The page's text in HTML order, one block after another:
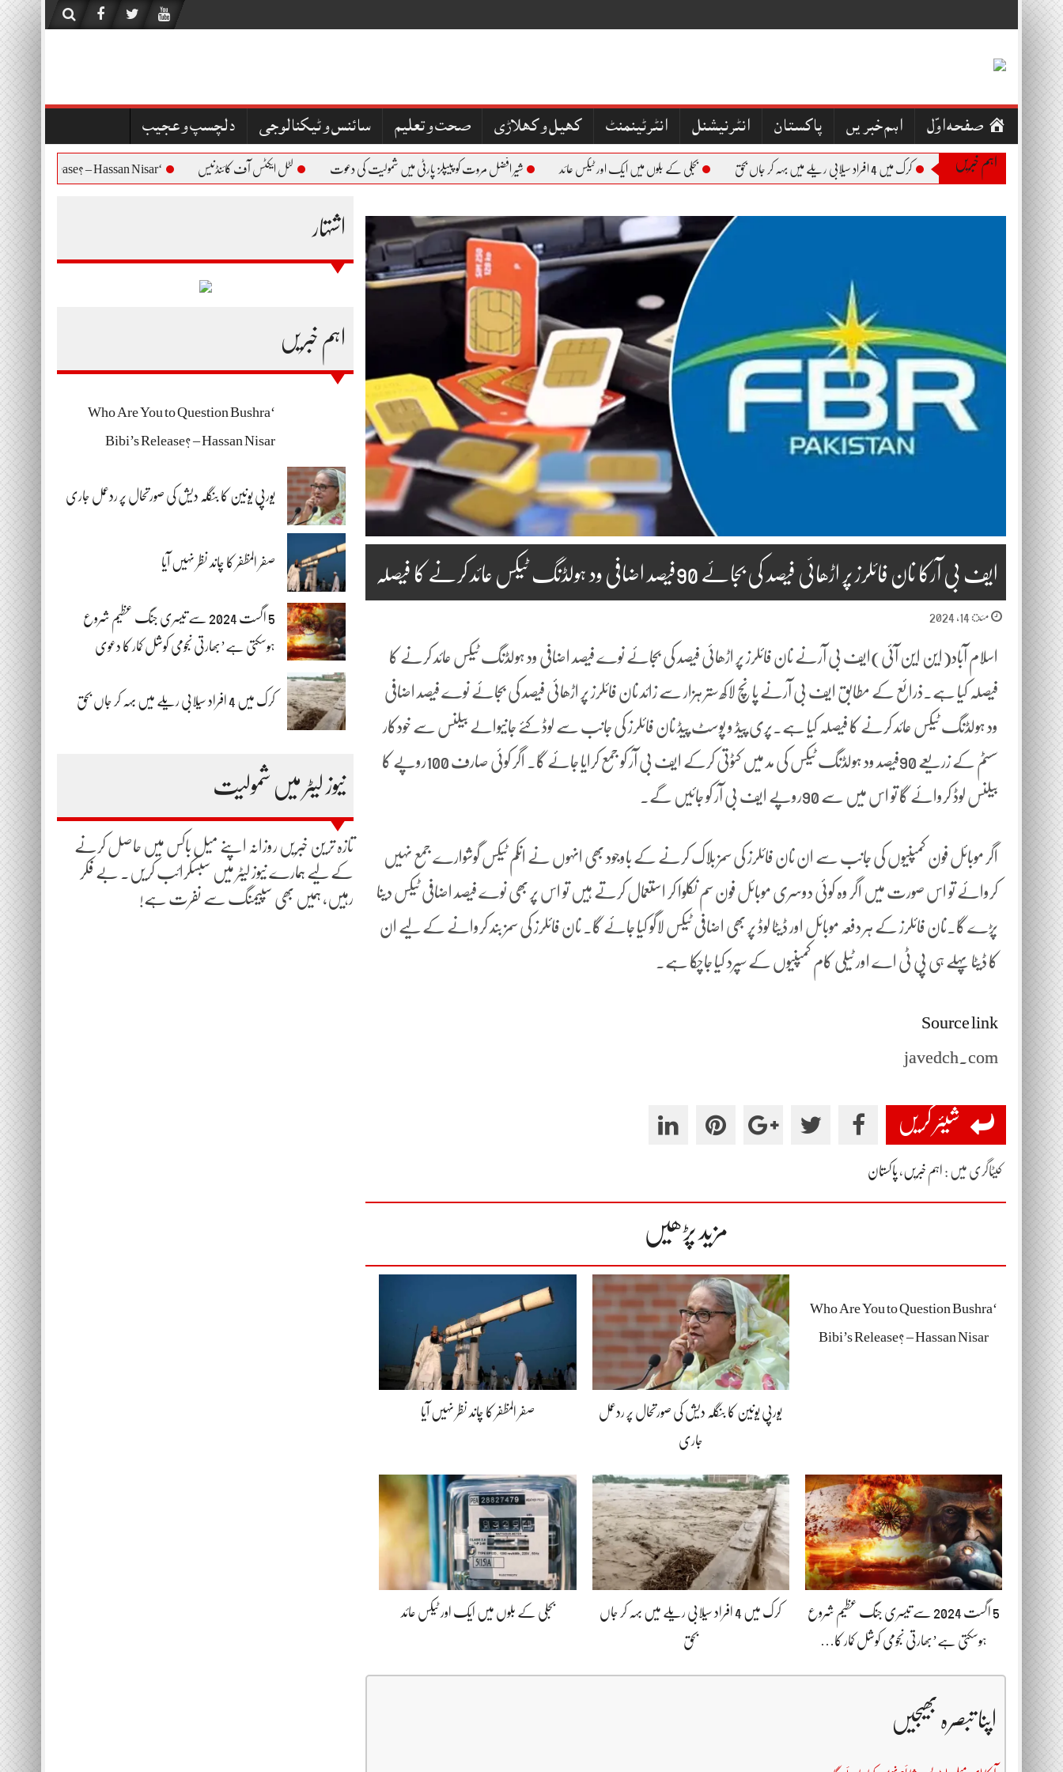
content
صفحہ اوّل اہم خبریں پاکستان انٹرنیشنل کھیل و کھلاڑی صحت و تعلیم سائنس و ٹیکنالوجی دلچسپ و عجیب
اہم خبریں کرک میں 4 افراد سیلابی ریلے میں بہہ کر جاں بحق بجلی کے بلوں میں ایک اور ٹیکس عائد شیر افضل مروت کو پیپلز پارٹی میں شمولیت کی دعوت لٹل ایکٹس آف کائنڈنیس
اشتہار
اہم خبریں
‘Who Are You to Question Bushra
Bibi’s Release? – Hassan Nisar
یورپی یونین کا بنگلہ دیش کی صورتحال پر ردعمل جاری
صفر المظفر کا چاند نظر نہیں آیا
5 اگست 2024 سے تیسری جنگ عظیم شروع
ہوسکتی ہے’بھارتی نجومی کوشل کمار کا دعوی
کرک میں 4 افراد سیلابی ریلے میں بہہ کر جاں بحق
نیوز لیٹر میں شمولیت
تازہ ترین خبریں روزانہ اپنے میل باکس میں حاصل کرنے
کے لیے ہمارے نیوز لیٹر میں سبسکرائب کریں۔ بے فکر
رہیں، ہمیں بھی سپیمنگ سے نفرت ہے!
ایف بی آرکا نان فائلرز پر اڑھائی فیصد کی بجائے 90فیصد اضافی ود ہولڈنگ ٹیکس عائد کرنے کا فیصلہ
مئ 14, 2024
اسلام آباد(این این آئی)ایف بی آرنے نان فائلرز پر اڑھائی فیصد کی بجائے نوے فیصد اضافی ود ہولڈنگ ٹیکس عائد کرنے کا
فیصلہ کیا ہے۔ذرائع کے مطابق ایف بی آرنے پانچ لاکھ ستر ہزار سے زائد نان فائلرز پر اڑھائی فیصد کی بجائے نوے فیصد اضافی
ود ہولڈنگ ٹیکس عائد کرنے کا فیصلہ کیا ہے۔پری پیڈ و پوسٹ پیڈ نان فائلرز کی جانب سے لوڈ کئے جانیوالے بیلنس سے خودکار
سسٹم کے زریعے 90فیصد ود ہولڈنگ ٹیکس کی مد میں کٹوتی کرکے ایف بی آر کو جمع کرایا جائے گا۔ اگر کوئی صارف 100روپے کا
بیلنس لوڈ کروائے گا تو اس میں سے 90روپے ایف بی آر کو جائیں گے۔
اگر موبائل فون کمپنیوں کی جانب سے ان نان فائلرز کی سمز بلاک کرنے کے باوجود بھی انہوں نے انکم ٹیکس گوشوارے جمع نہیں
کروائے تو اس صورت میں اگر وہ کوئی دوسری موبائل فون سم نکلوا کر استعمال کرتے ہیں تو اس پر بھی نوے فیصد اضافی ٹیکس دینا
پڑے گا۔نان فائلرز کے ہر دفعہ موبائل اور ڈیٹا لوڈ پر بھی اضافی ٹیکس لاگو کیا جائے گا۔ نان فائلرز کی سمز بند کروانے کے لیے ان
کا ڈیٹا پہلے ہی پی ٹی اے اور ٹیلی کام کمپنیوں کے سپرد کیا جاچکا ہے۔
Source link
javedch.com
شیئر کریں
کیٹاگری میں : اہم خبریں ، پاکستان
مزید پڑھیں
‘Who Are You to Question Bushra
Bibi’s Release? – Hassan Nisar
یورپی یونین کا بنگلہ دیش کی صورتحال پر ردعمل
جاری
صفر المظفر کا چاند نظر نہیں آیا
5 اگست 2024 سے تیسری جنگ عظیم شروع
ہوسکتی ہے’بھارتی نجومی کوشل کمار کا…
کرک میں 4 افراد سیلابی ریلے میں بہہ کر جاں
بحق
بجلی کے بلوں میں ایک اور ٹیکس عائد
اپنا تبصرہ بھیجیں